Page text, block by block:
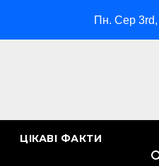
Рейтинг армій світу:
Пн. Сер
ЦІКАВІ ФАКТИ